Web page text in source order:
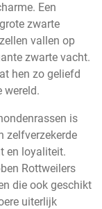
Een
zwarte
vallen op
zwarte vacht.
hen zo geliefd
wereld.
is
zelfverzekerde
en loyaliteit.
Rottweilers
die ook geschikt
uiterlijk